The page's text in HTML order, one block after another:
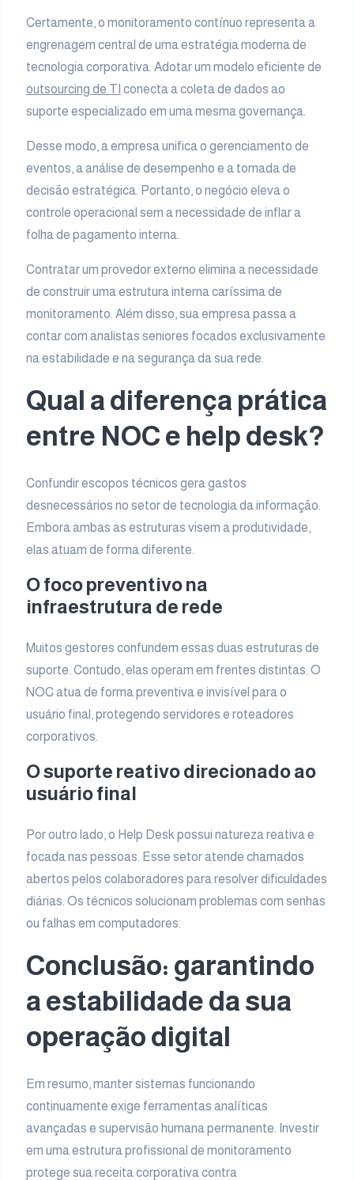
Certamente, o monitoramento contínuo representa a
engrenagem central de uma estratégia moderna de
tecnologia corporativa. Adotar um modelo eficiente de
outsourcing de TI conecta a coleta de dados ao
suporte especializado em uma mesma governança.
Desse modo, a empresa unifica o gerenciamento de
eventos, a análise de desempenho e a tomada de
decisão estratégica. Portanto, o negócio eleva o
controle operacional sem a necessidade de inflar a
folha de pagamento interna.
Contratar um provedor externo elimina a necessidade
de construir uma estrutura interna caríssima de
monitoramento. Além disso, sua empresa passa a
contar com analistas seniores focados exclusivamente
na estabilidade e na segurança da sua rede.
Qual a diferença prática
entre NOC e help desk?
Confundir escopos técnicos gera gastos
desnecessários no setor de tecnologia da informação.
Embora ambas as estruturas visem a produtividade,
elas atuam de forma diferente.
O foco preventivo na
infraestrutura de rede
Muitos gestores confundem essas duas estruturas de
suporte. Contudo, elas operam em frentes distintas. O
NOC atua de forma preventiva e invisível para o
usuário final, protegendo servidores e roteadores
corporativos.
O suporte reativo direcionado ao
usuário final
Por outro lado, o Help Desk possui natureza reativa e
focada nas pessoas. Esse setor atende chamados
abertos pelos colaboradores para resolver dificuldades
diárias. Os técnicos solucionam problemas com senhas
ou falhas em computadores.
Conclusão: garantindo
a estabilidade da sua
operação digital
Em resumo, manter sistemas funcionando
continuamente exige ferramentas analíticas
avançadas e supervisão humana permanente. Investir
em uma estrutura profissional de monitoramento
protege sua receita corporativa contra